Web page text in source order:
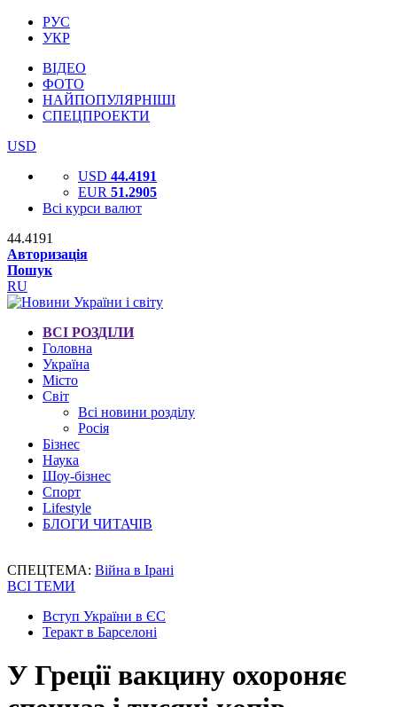
РУС
УКР
ВІДЕО
ФОТО
НАЙПОПУЛЯРНІШІ
СПЕЦПРОЕКТИ
USD
USD 44.4191
EUR 51.2905
Всі курси валют
44.4191
Авторизація
Пошук
RU
ВСІ РОЗДІЛИ
Головна
Україна
Місто
Світ
Всі новини розділу
Росія
Бізнес
Наука
Шоу-бізнес
Спорт
Lifestyle
БЛОГИ ЧИТАЧІВ
СПЕЦТЕМА: Війна в Ірані
ВСІ ТЕМИ
Вступ України в ЄС
Теракт в Барселоні
У Греції вакцину охороняє